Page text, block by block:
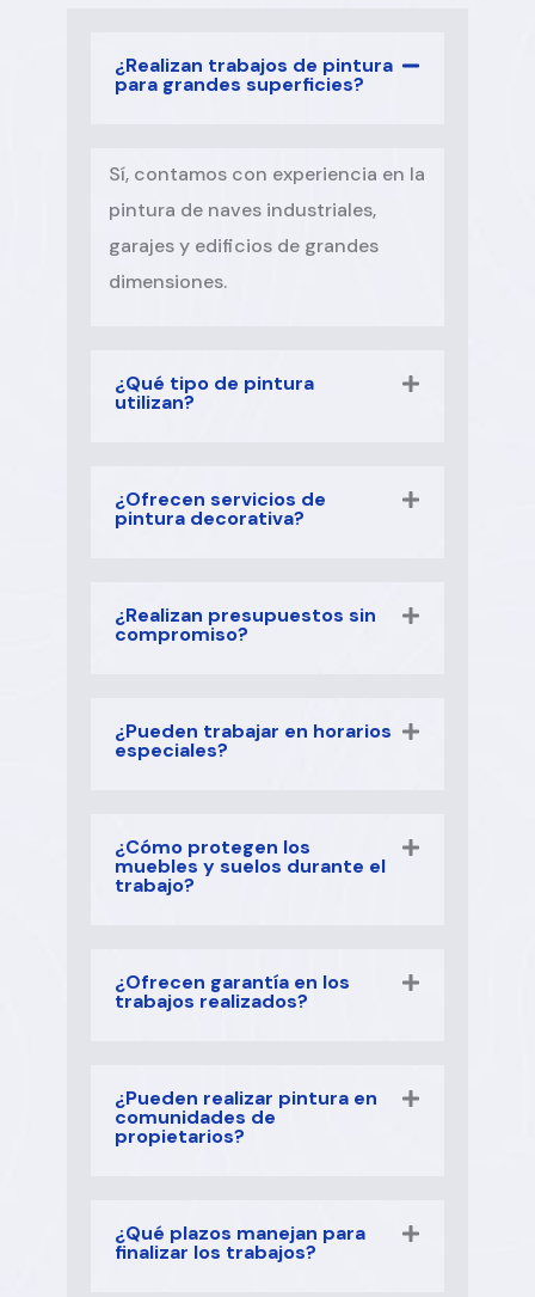
¿Realizan trabajos de pintura
para grandes superficies?
Sí, contamos con experiencia en la
pintura de naves industriales,
garajes y edificios de grandes
dimensiones.
¿Qué tipo de pintura
utilizan?
¿Ofrecen servicios de
pintura decorativa?
¿Realizan presupuestos sin
compromiso?
¿Pueden trabajar en horarios
especiales?
¿Cómo protegen los
muebles y suelos durante el
trabajo?
¿Ofrecen garantía en los
trabajos realizados?
¿Pueden realizar pintura en
comunidades de
propietarios?
¿Qué plazos manejan para
finalizar los trabajos?